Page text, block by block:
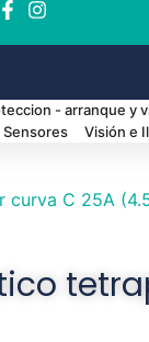
- arranque y
Sensores Visión e
C 25A